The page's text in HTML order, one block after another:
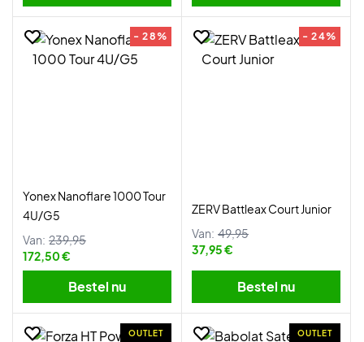
- 28%
Yonex Nanoflare 1000 Tour
4U/G5
Van: 239,95
172,50 €
Bestel nu
- 24%
ZERV Battleax Court Junior
Van: 49,95
37,95 €
Bestel nu
OUTLET OUTLET